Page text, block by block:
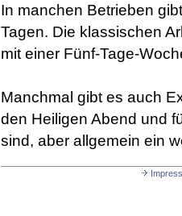
In manchen Betrieben
Tagen. Die klassischen
mit einer Fünf-Tage-
Manchmal gibt es auch
den Heiligen Abend und
sind, aber allgemein ein